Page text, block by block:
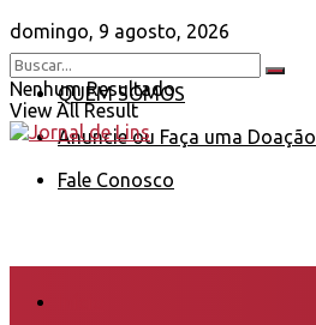
domingo, 9 agosto, 2026
QUEM SOMOS
Anuncie ou Faça uma Doação
Fale Conosco
Nenhum Resultado
View All Result